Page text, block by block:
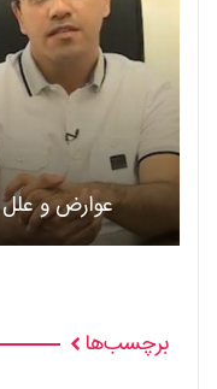
عوارض و
برچسب‌ها